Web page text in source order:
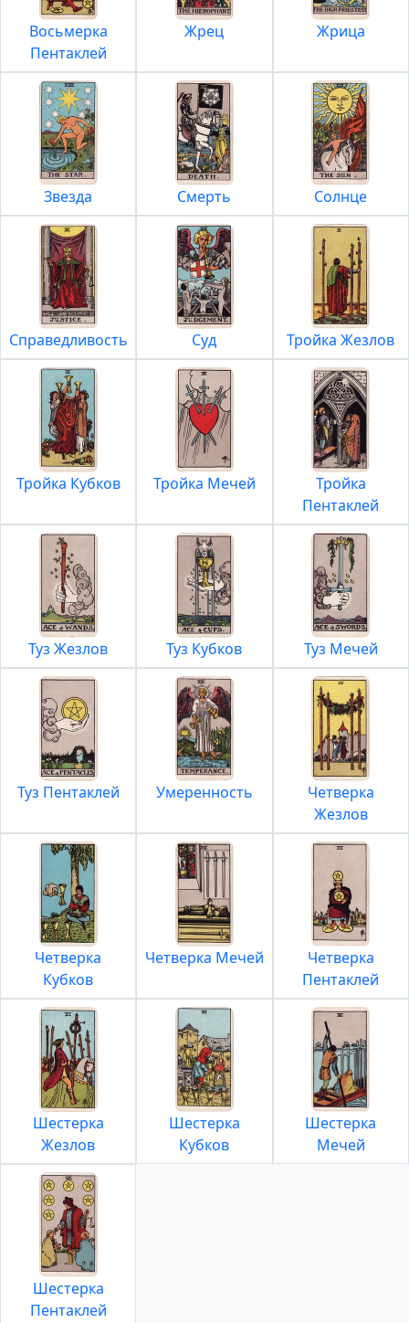
Восьмерка
Пентаклей
Жрец Жрица
Звезда Смерть Солнце
Справедливость Суд Тройка Жезлов
Тройка Кубков Тройка Мечей
Тройка
Пентаклей
Туз Жезлов Туз Кубков Туз Мечей
Туз Пентаклей Умеренность
Четверка
Жезлов
Четверка
Кубков
Четверка Мечей
Четверка
Пентаклей
Шестерка
Жезлов
Шестерка
Кубков
Шестерка
Мечей
Шестерка
Пентаклей